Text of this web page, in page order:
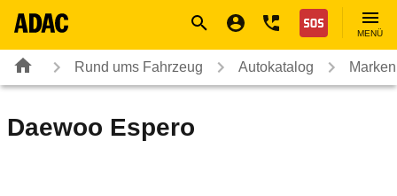
Nothilfe
MENÜ
Rund ums Fahrzeug Autokatalog
Daewoo Espero